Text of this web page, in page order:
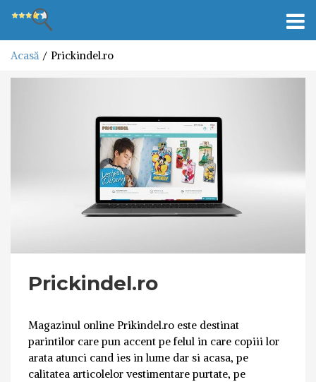
Acasă Prickindel.ro
Prickindel.ro
Magazinul online Prikindel.ro este destinat
parintilor care pun accent pe felul in care copiii lor
arata atunci cand ies in lume dar si acasa, pe
calitatea articolelor vestimentare purtate, pe